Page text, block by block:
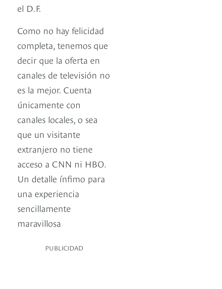
el D.F.
Como no hay felicidad
completa, tenemos que
decir que la oferta en
canales de televisión no
es la mejor. Cuenta
únicamente con
canales locales, o sea
que un visitante
extranjero no tiene
acceso a CNN ni HBO.
Un detalle ínfimo para
una experiencia
sencillamente
maravillosa
PUBLICIDAD